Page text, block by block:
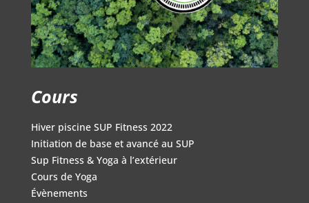
Cours
Hiver piscine SUP Fitness 2022
Initiation de base et avancé au SUP
Sup Fitness & Yoga à l’extérieur
Cours de Yoga
Évènements